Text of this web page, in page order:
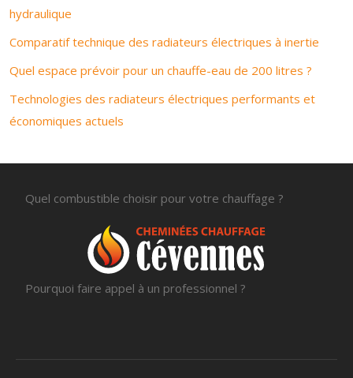
hydraulique
Comparatif technique des radiateurs électriques à inertie
Quel espace prévoir pour un chauffe-eau de 200 litres ?
Technologies des radiateurs électriques performants et
économiques actuels
Quel combustible choisir pour votre chauffage ?
Pourquoi faire appel à un professionnel ?